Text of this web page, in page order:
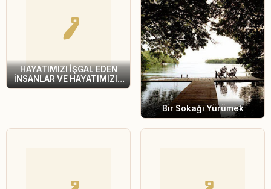
HAYATIMIZI İŞGAL EDEN
İNSANLAR VE HAYATIMIZIN
KIYISINDAN GEÇİP
Bir Sokağı Yürümek